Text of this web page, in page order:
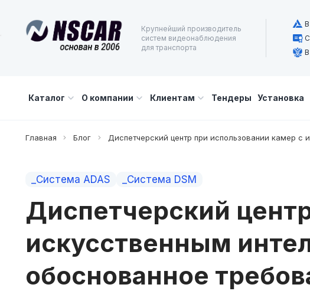
Крупнейший производитель
систем видеонаблюдения
для транспорта
Каталог О компании Клиентам Тендеры Установка
Главная Блог Диспетчерский центр при использовании камер с
_Система ADAS _Система DSM
Диспетчерский
искусственным
обоснованное